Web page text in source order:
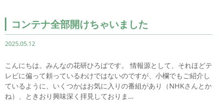
コンテナ全部開けちゃいました
2025.05.12
こんにちは。みんなの花研ひろばです。 情報源として、それほどテ
レビに偏って頼っているわけではないのですが、小欄でもご紹介し
ているように、いくつかはお気に入りの番組があり（NHKさんとか
ね）、ときおり興味深く拝見しておりま…